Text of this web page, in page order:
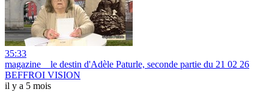
35:33
magazine _ le destin d'Adèle Paturle, seconde partie du 21 02 26
BEFFROI VISION
il y a 5 mois